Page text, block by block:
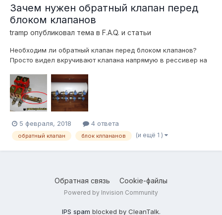
Зачем нужен обратный клапан перед
блоком клапанов
tramp опубликовал тема в F.A.Q. и статьи
Необходим ли обратный клапан перед блоком клапанов?
Просто видел вкручивают клапана напрямую в рессивер на
именно блок ? Спрашиваю потому что имею 2х контурный
блок как на певрвом фото и 4 клапана ловато, которые
удобнее будет вкуртить в ресси...
5 февраля, 2018 4 ответа
обратный клапан блок клпананов (и ещё 1 )
Обратная связь Cookie-файлы
Powered by Invision Community
IPS spam blocked by CleanTalk.